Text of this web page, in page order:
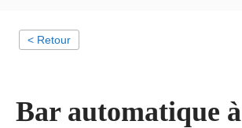
< Retour
Bar automatique à